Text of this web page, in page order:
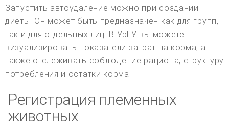
Запустить автоудаление можно при создании
диеты. Он может быть предназначен как для групп,
так и для отдельных лиц. В УрГУ вы можете
визуализировать показатели затрат на корма, а
также отслеживать соблюдение рациона, структуру
потребления и остатки корма.
Регистрация племенных
животных